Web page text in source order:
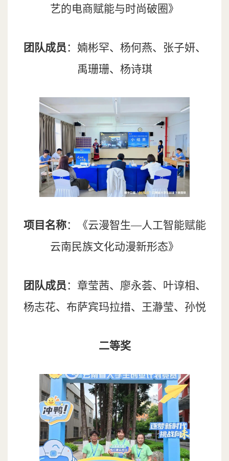
艺的电商赋能与时尚破圈》
团队成员 ：婻彬罕、杨何燕、张子妍、
禹珊珊、杨诗琪
项目名称：《云漫智生—人工智能赋能
云南民族文化动漫新形态》
团队成员 ：章莹茜、廖永荟、叶谆相、
杨志花、布萨宾玛拉措、王瀞莹、孙悦
二等奖